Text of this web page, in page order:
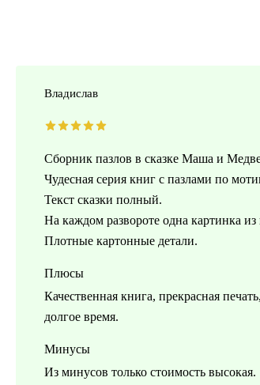
Владислав
Сборник пазлов в сказке Маша и
Чудесная серия книг с пазлами по
Текст сказки полный.
На каждом развороте одна картинка
Плотные картонные детали.
Плюсы
Качественная книга, прекрасная
долгое время.
Минусы
Из минусов только стоимость высокая.